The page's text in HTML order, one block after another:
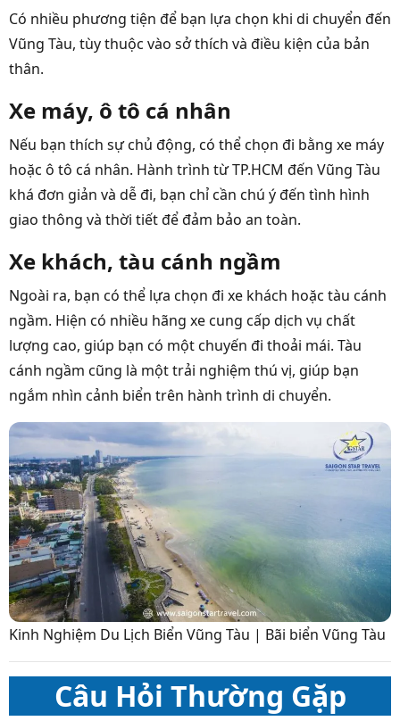
Có nhiều phương tiện để bạn lựa chọn khi di chuyển đến
Vũng Tàu, tùy thuộc vào sở thích và điều kiện của bản
thân.
Xe máy, ô tô cá nhân
Nếu bạn thích sự chủ động, có thể chọn đi bằng xe máy
hoặc ô tô cá nhân. Hành trình từ TP.HCM đến Vũng Tàu
khá đơn giản và dễ đi, bạn chỉ cần chú ý đến tình hình
giao thông và thời tiết để đảm bảo an toàn.
Xe khách, tàu cánh ngầm
Ngoài ra, bạn có thể lựa chọn đi xe khách hoặc tàu cánh
ngầm. Hiện có nhiều hãng xe cung cấp dịch vụ chất
lượng cao, giúp bạn có một chuyến đi thoải mái. Tàu
cánh ngầm cũng là một trải nghiệm thú vị, giúp bạn
ngắm nhìn cảnh biển trên hành trình di chuyển.
Kinh Nghiệm Du Lịch Biển Vũng Tàu | Bãi biển Vũng Tàu
Câu Hỏi Thường Gặp